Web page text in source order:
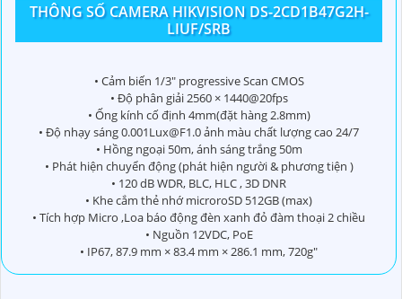
THÔNG SỐ CAMERA HIKVISION DS-2CD1B47G2H-
LIUF/SRB
• Cảm biến 1/3" progressive Scan CMOS
• Độ phân giải 2560 × 1440@20fps
• Ống kính cố định 4mm(đặt hàng 2.8mm)
• Độ nhạy sáng 0.001Lux@F1.0 ảnh màu chất lượng cao 24/7
• Hồng ngoại 50m, ánh sáng trắng 50m
• Phát hiện chuyển động (phát hiện người & phương tiện )
• 120 dB WDR, BLC, HLC , 3D DNR
• Khe cắm thẻ nhớ microroSD 512GB (max)
• Tích hợp Micro ,Loa báo động đèn xanh đỏ đàm thoại 2 chiều
• Nguồn 12VDC, PoE
• IP67, 87.9 mm × 83.4 mm × 286.1 mm, 720g"